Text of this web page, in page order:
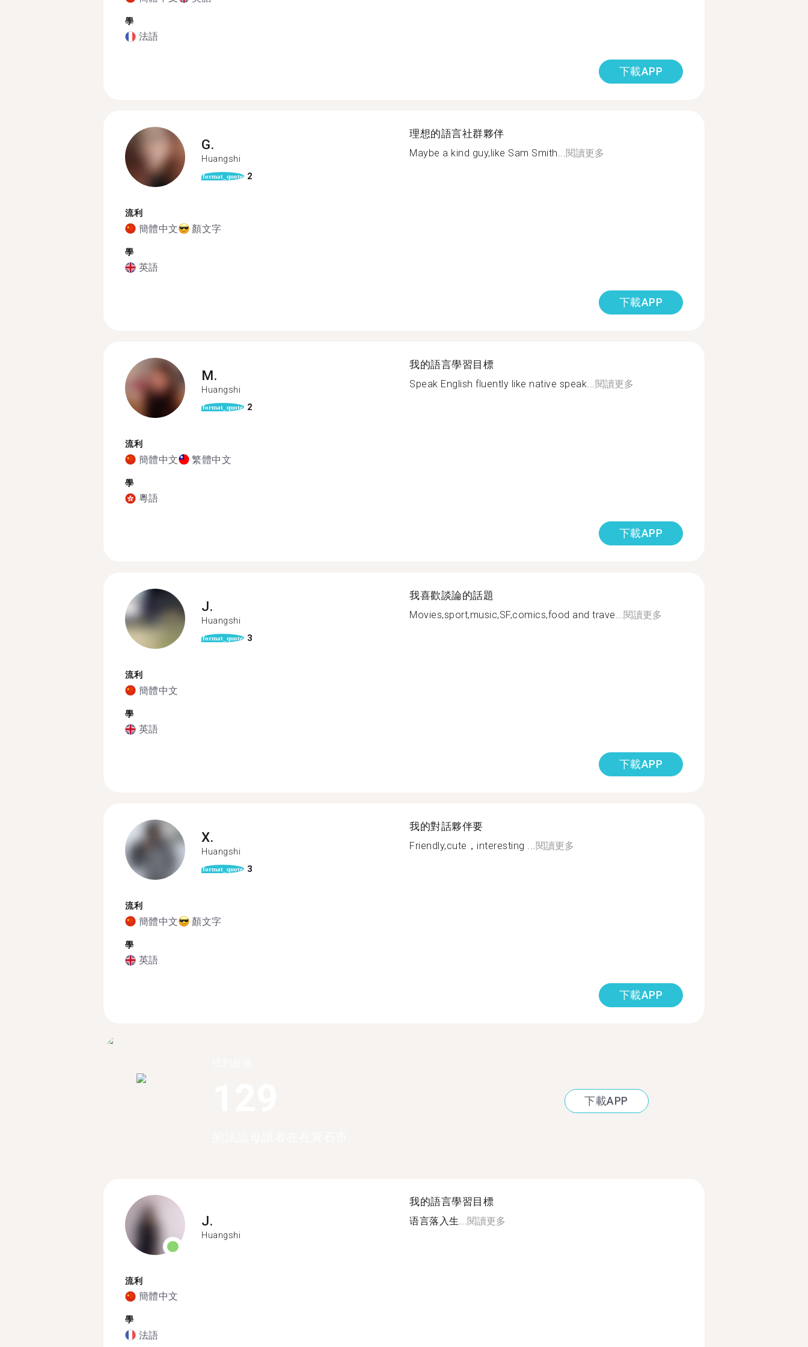
學
法語
下載APP
G.
Huangshi
format_quote 2
流利
簡體中文 顏文字
學
英語
理想的語言社群夥伴
Maybe a kind guy,like Sam Smith...閱讀更多
下載APP
M.
Huangshi
format_quote 2
流利
簡體中文 繁體中文
學
粵語
我的語言學習目標
Speak English fluently like native speak...閱讀更多
下載APP
J.
Huangshi
format_quote 3
流利
簡體中文
學
英語
我喜歡談論的話題
Movies,sport,music,SF,comics,food and trave...閱讀更多
下載APP
X.
Huangshi
format_quote 3
流利
簡體中文 顏文字
學
英語
我的對話夥伴要
Friendly,cute，interesting ...閱讀更多
下載APP
下載APP
J.
Huangshi
流利
簡體中文
學
法語
我的語言學習目標
语言落入生... 閱讀更多